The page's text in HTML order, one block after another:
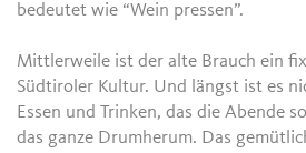
bedeutet wie “Wein pressen”.
Mittlerweile ist der alte Brauch ein
Südtiroler Kultur. Und längst ist es
Essen und Trinken, das die Abende
das ganze Drumherum. Das